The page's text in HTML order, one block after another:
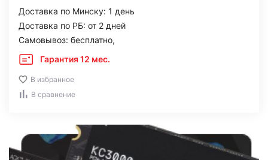
Доставка по Минску: 1 день
Доставка по РБ: от 2 дней
Самовывоз: бесплатно,
Гарантия 12 мес.
В избранное
В сравнение